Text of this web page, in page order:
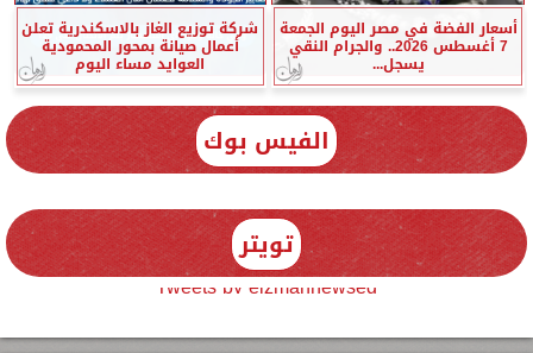
أسعار الفضة في مصر اليوم الجمعة
7 أغسطس 2026.. والجرام النقي
يسجل...
شركة توزيع الغاز بالاسكندرية تعلن
أعمال صيانة بمحور المحمودية
العوايد مساء اليوم
الفيس بوك
تويتر
Tweets by elzmannewseg